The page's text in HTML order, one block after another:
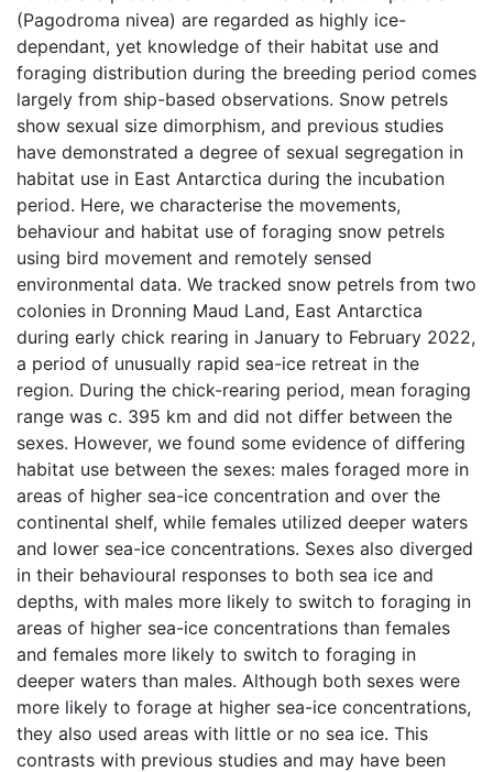
(Pagodroma nivea) are regarded as highly ice-
dependant, yet knowledge of their habitat use and
foraging distribution during the breeding period comes
largely from ship-based observations. Snow petrels
show sexual size dimorphism, and previous studies
have demonstrated a degree of sexual segregation in
habitat use in East Antarctica during the incubation
period. Here, we characterise the movements,
behaviour and habitat use of foraging snow petrels
using bird movement and remotely sensed
environmental data. We tracked snow petrels from two
colonies in Dronning Maud Land, East Antarctica
during early chick rearing in January to February 2022,
a period of unusually rapid sea-ice retreat in the
region. During the chick-rearing period, mean foraging
range was c. 395 km and did not differ between the
sexes. However, we found some evidence of differing
habitat use between the sexes: males foraged more in
areas of higher sea-ice concentration and over the
continental shelf, while females utilized deeper waters
and lower sea-ice concentrations. Sexes also diverged
in their behavioural responses to both sea ice and
depths, with males more likely to switch to foraging in
areas of higher sea-ice concentrations than females
and females more likely to switch to foraging in
deeper waters than males. Although both sexes were
more likely to forage at higher sea-ice concentrations,
they also used areas with little or no sea ice. This
contrasts with previous studies and may have been